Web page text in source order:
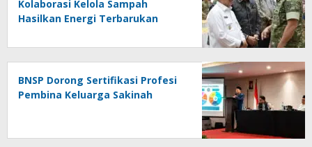
Kolaborasi Kelola Sampah
Hasilkan Energi Terbarukan
BNSP Dorong Sertifikasi Profesi
Pembina Keluarga Sakinah